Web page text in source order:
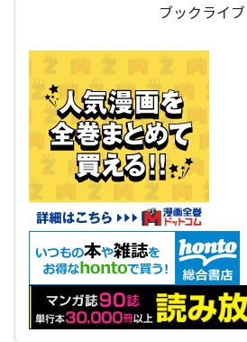
ブックライブ